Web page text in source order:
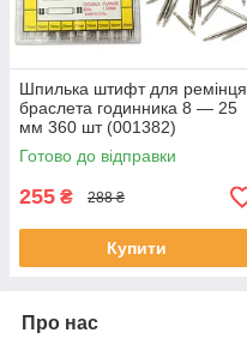
Шпилька штифт для ремінця
браслета годинника 8 — 25
мм 360 шт (001382)
Готово до відправки
255 ₴ 288 ₴
Купити
Про нас